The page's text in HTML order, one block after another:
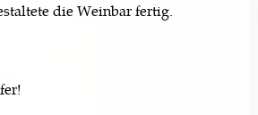
die Weinbar fertig.